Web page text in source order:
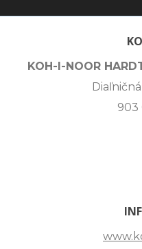
KOH-I-NOOR
903